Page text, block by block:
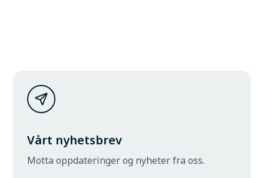
Vårt nyhetsbrev
Motta oppdateringer og nyheter fra oss.